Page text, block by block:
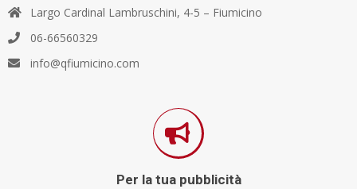
Largo Cardinal Lambruschini, 4-5 – Fiumicino
06-66560329
info@qfiumicino.com
Per la tua pubblicità